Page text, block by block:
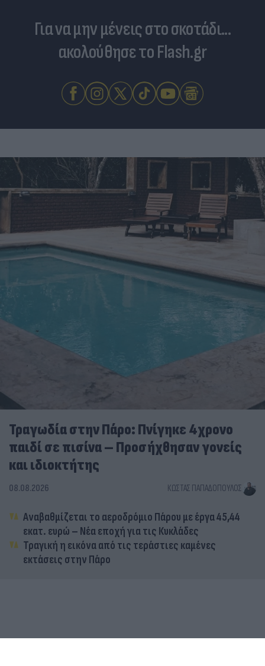
Για να μην μένεις στο σκοτάδι...
ακολούθησε το Flash.gr
Τραγωδία στην Πάρο: Πνίγηκε 4χρονο
παιδί σε πισίνα – Προσήχθησαν γονείς
και ιδιοκτήτης
08.08.2026 ΚΏΣΤΑΣ ΠΑΠΑΔΌΠΟΥΛΟΣ
Αναβαθμίζεται το αεροδρόμιο Πάρου με έργα 45,44
εκατ. ευρώ – Νέα εποχή για τις Κυκλάδες
Τραγική η εικόνα από τις τεράστιες καμένες
εκτάσεις στην Πάρο